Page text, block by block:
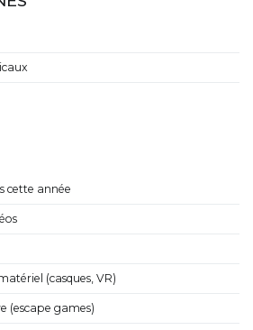
cette année
(casques, VR)
(escape games)